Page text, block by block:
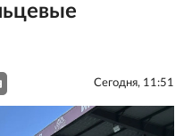
Сегодня, 11:51